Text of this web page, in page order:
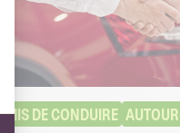
DE CONDUIRE